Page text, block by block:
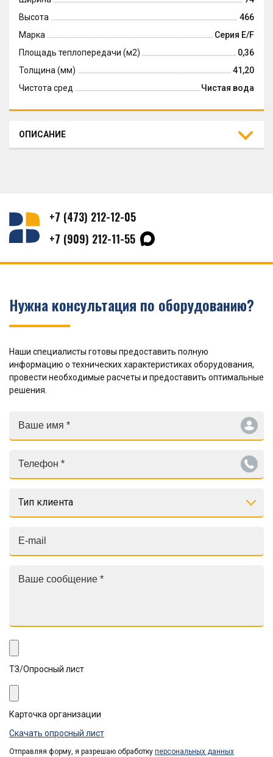
Высота
466
Марка
Серия E/F
Площадь теплопередачи (м2)
0,36
Толщина (мм)
41,20
Чистота сред
Чистая вода
ОПИСАНИЕ
+7 (473) 212-12-05
+7 (909) 212-11-55
Нужна консультация по оборудованию?
Наши специалисты готовы предоставить полную
информацию о технических характеристиках оборудования,
провести необходимые расчеты и предоставить оптимальные
решения.
Тип клиента
ТЗ/Опросный лист
Карточка организации
Скачать опросный лист
Отправляя форму, я разрешаю обработку персональных данных